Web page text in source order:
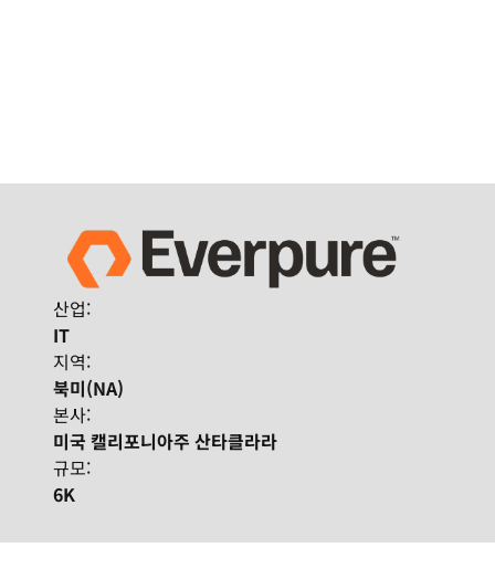
산업:
IT
지역:
북미(NA)
본사:
미국 캘리포니아주 산타클라라
규모:
6K